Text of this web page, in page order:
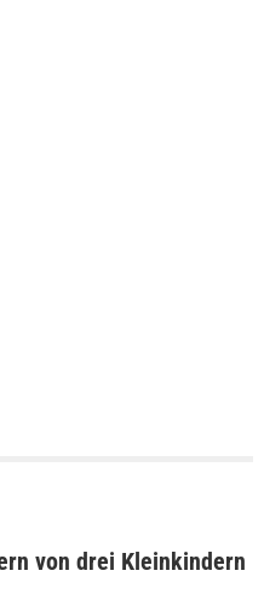
von drei Kleinkindern